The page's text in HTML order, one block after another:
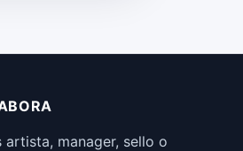
artista, manager, sello o